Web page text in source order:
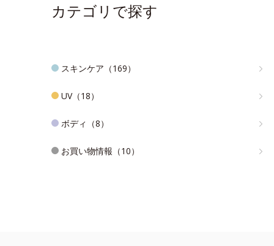
カテゴリで探す
スキンケア（169）
UV（18）
ボディ（8）
お買い物情報（10）